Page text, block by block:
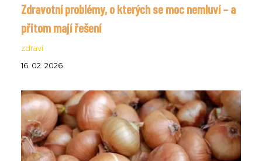
Zdravotní problémy, o kterých se moc nemluví – a
přitom mají řešení
zdraví
16. 02. 2026